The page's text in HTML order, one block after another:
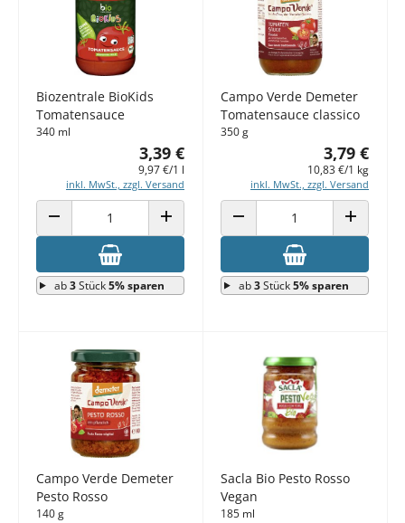
Biozentrale BioKids
Tomatensauce
340 ml
3,39 €
9,97 €/1 l
inkl. MwSt., zzgl. Versand
ANZAHL VERRINGERN ANZAHL ERHÖHEN
ab3Stück5% sparen
Campo Verde Demeter
Tomatensauce classico
350 g
3,79 €
10,83 €/1 kg
inkl. MwSt., zzgl. Versand
ANZAHL VERRINGERN ANZAHL
ab3Stück5% sparen
Campo Verde Demeter
Pesto Rosso
140 g
Sacla Bio Pesto Rosso
Vegan
185 ml